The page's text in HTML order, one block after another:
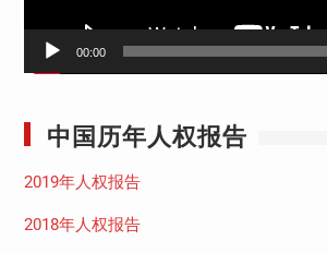
00:00
中国历年人权报告
2019年人权报告
2018年人权报告